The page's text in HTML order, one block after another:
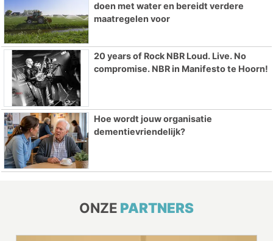
doen met water en bereidt verdere
maatregelen voor
20 years of Rock NBR Loud. Live. No
compromise. NBR in Manifesto te Hoorn!
Hoe wordt jouw organisatie
dementievriendelijk?
ONZE PARTNERS